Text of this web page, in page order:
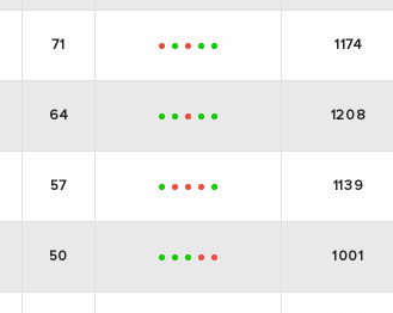
71 - + - + + 1174
64 + + - + + 1208
57 + - - - + 1139
50 + + + - - 1001